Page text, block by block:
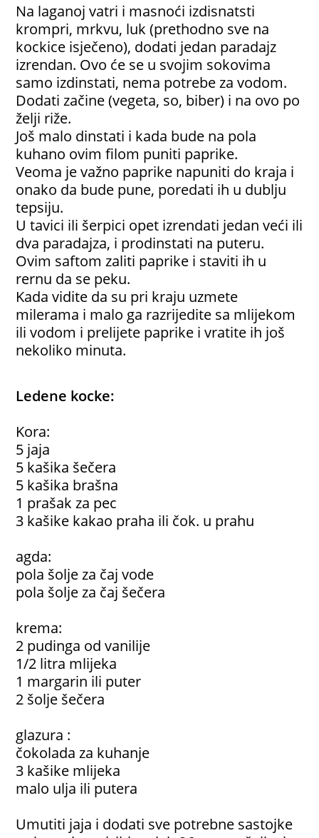
Na laganoj vatri i masnoći izdisnatsti
krompri, mrkvu, luk (prethodno sve na
kockice isječeno), dodati jedan paradajz
izrendan. Ovo će se u svojim sokovima
samo izdinstati, nema potrebe za vodom.
Dodati začine (vegeta, so, biber) i na ovo po
želji riže.
Još malo dinstati i kada bude na pola
kuhano ovim filom puniti paprike.
Veoma je važno paprike napuniti do kraja i
onako da bude pune, poredati ih u dublju
tepsiju.
U tavici ili šerpici opet izrendati jedan veći ili
dva paradajza, i prodinstati na puteru.
Ovim saftom zaliti paprike i staviti ih u
rernu da se peku.
Kada vidite da su pri kraju uzmete
milerama i malo ga razrijedite sa mlijekom
ili vodom i prelijete paprike i vratite ih još
nekoliko minuta.
Ledene kocke:
Kora:
5 jaja
5 kašika šečera
5 kašika brašna
1 prašak za pec
3 kašike kakao praha ili čok. u prahu
agda:
pola šolje za čaj vode
pola šolje za čaj šečera
krema:
2 pudinga od vanilije
1/2 litra mlijeka
1 margarin ili puter
2 šolje šečera
glazura :
čokolada za kuhanje
3 kašike mlijeka
malo ulja ili putera
Umutiti jaja i dodati sve potrebne sastojke